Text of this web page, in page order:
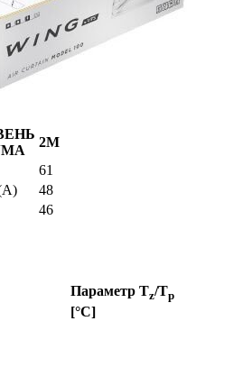
2М
61
48
46
Параметр Tz/Tp
[°C]